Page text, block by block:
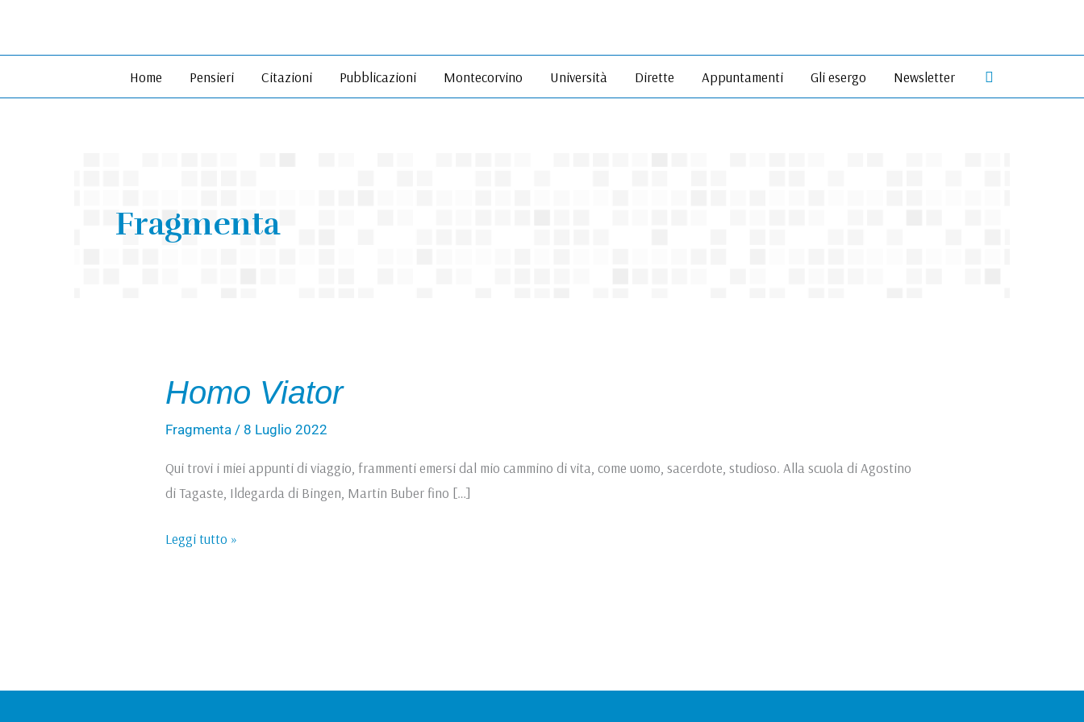
Home Pensieri Citazioni Pubblicazioni Montecorvino Università Dirette Appuntamenti Gli esergo Newsletter Cerca
Fragmenta
Homo Viator
Fragmenta / 8 Luglio 2022
Qui trovi i miei appunti di viaggio, frammenti emersi dal mio cammino di vita, come uomo, sacerdote, studioso. Alla scuola di Agostino
di Tagaste, Ildegarda di Bingen, Martin Buber fino […]
Homo
Viator
Leggi tutto »